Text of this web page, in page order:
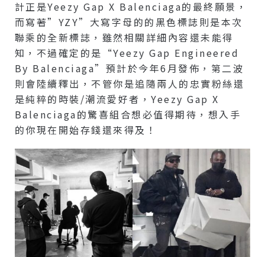
計正是Yeezy Gap X Balenciaga的最終願景，
而寫著”YZY”大寫字母的的黑色標誌則是本次
聯乘的全新標誌，雖然相關詳細內容還未能得
知，不過確定的是“Yeezy Gap Engineered
By Balenciaga”預計於今年6月發佈，第二波
則會陸續釋出，不管你是追隨兩人的忠實粉絲還
是純粹的時裝/潮流愛好者，Yeezy Gap X
Balenciaga的驚喜組合想必值得期待，想入手
的你現在開始存錢還來得及！